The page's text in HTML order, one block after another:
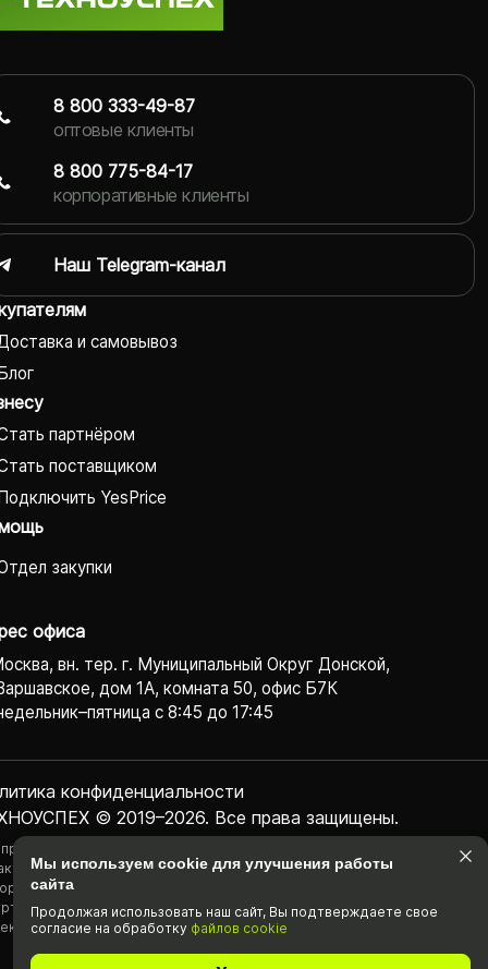
и самовывоз
партнёром
поставщиком
YesPrice
закупки
офиса
вн. тер. г. Муниципальный Округ Донской,
дом 1А, комната 50, офис Б7К
с 8:45 до 17:45
© 2019–2026. Все права защищены.
конфиденциаль­ности
на сайте информация, касающаяся технических
наличия на складе, стоимости товаров, носит
характер и ни при каких условиях не является публичной
определяемой положениями Статьи 437(2) Гражданского
РФ.
8 800 333-49-87
оптовые клиенты
8 800 775-84-17
корпоративные клиенты
Наш Telegram-канал
Мы используем cookie для улучшения работы
сайта
Продолжая использовать наш cайт, Вы подтвержда­ете свое
согласие на обработку файлов cookie